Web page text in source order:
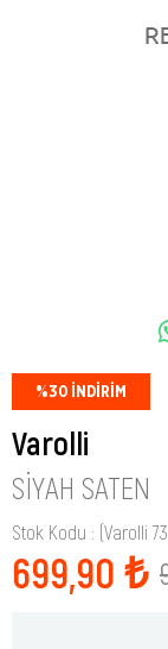
%30 İNDIRIM
Varolli
SIYAH SATEN
Stok Kodu (Varolli
699,90 ₺